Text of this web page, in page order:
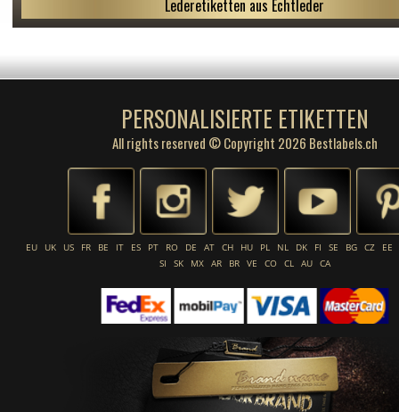
Lederetiketten aus Echtleder
PERSONALISIERTE ETIKETTEN
All rights reserved © Copyright 2026 Bestlabels.ch
EU UK US FR BE IT ES PT RO DE AT CH HU PL NL DK FI SE BG CZ
EE
SI
SK MX AR BR VE CO CL AU CA